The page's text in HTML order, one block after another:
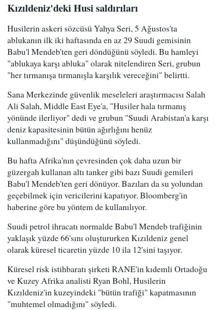
Kızıldeniz'deki Husi saldırıları
Husilerin askeri sözcüsü Yahya Seri, 5 Ağustos'ta
ablukanın ilk iki haftasında en az 29 Suudi gemisinin
Babu'l Mendeb'ten geri döndüğünü söyledi. Bu hamleyi
"ablukaya karşı abluka" olarak nitelendiren Seri, grubun
"her tırmanışa tırmanışla karşılık vereceğini" belirtti.
Sana Merkezinde güvenlik meseleleri araştırmacısı Salah
Ali Salah, Middle East Eye'a, "Husiler hala tırmanış
yönünde ilerliyor" dedi ve grubun "Suudi Arabistan'a karşı
deniz kapasitesinin bütün ağırlığını henüz
kullanmadığını" düşündüğünü söyledi.
Bu hafta Afrika'nın çevresinden çok daha uzun bir
güzergah kullanan altı tanker gibi bazı Suudi gemileri
Babu'l Mendeb'ten geri dönüyor. Bazıları da su yolundan
geçebilmek için vericilerini kapatıyor. Bloomberg'in
haberine göre bu yöntem de kullanılıyor.
Suudi petrol ihracatı normalde Babu'l Mendeb trafiğinin
yaklaşık yüzde 66'sını oluştururken Kızıldeniz genel
olarak küresel ticaretin yüzde 10 ila 12'sini taşıyor.
Küresel risk istihbaratı şirketi RANE'in kıdemli Ortadoğu
ve Kuzey Afrika analisti Ryan Bohl, Husilerin
Kızıldeniz'in kuzeyindeki "bütün trafiği" kapatmasının
"muhtemel olmadığını" söyledi.